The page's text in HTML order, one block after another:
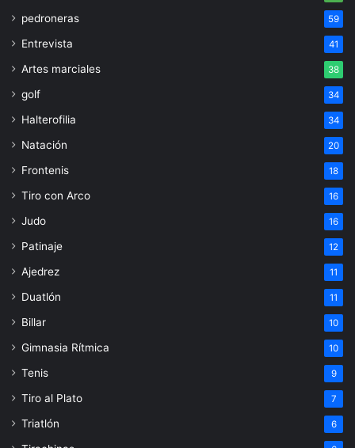
pedroneras 59
Entrevista 41
Artes marciales 38
golf 34
Halterofilia 34
Natación 20
Frontenis 18
Tiro con Arco 16
Judo 16
Patinaje 12
Ajedrez 11
Duatlón 11
Billar 10
Gimnasia Rítmica 10
Tenis 9
Tiro al Plato 7
Triatlón 6